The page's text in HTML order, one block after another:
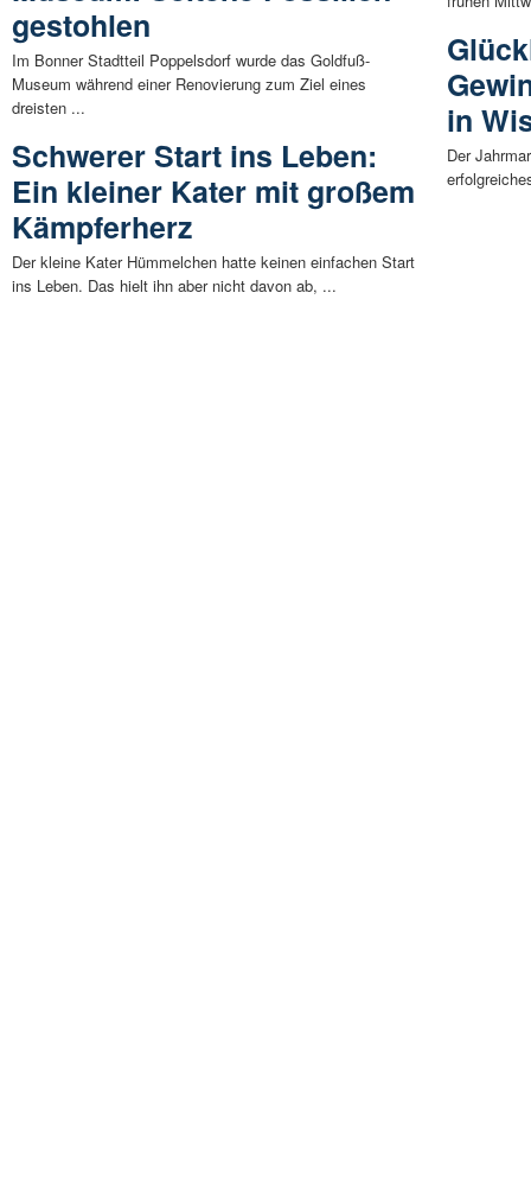
gestohlen
Im Bonner Stadtteil Poppelsdorf wurde das Goldfuß-
Museum während einer Renovierung zum Ziel eines
dreisten ...
Schwerer Start ins Leben:
Ein kleiner Kater mit großem
Kämpferherz
Der kleine Kater Hümmelchen hatte keinen einfachen Start
ins Leben. Das hielt ihn aber nicht davon ab, ...
in
Der